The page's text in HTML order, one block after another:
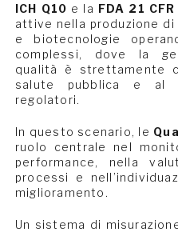
ICH Q10 e la FDA 21
attive nella produzione
e biotecnologie
complessi, dove la
qualità è strettamente
salute pubblica e al
regolatori.
In questo scenario, le
ruolo centrale nel
performance, nella
processi e
miglioramento.
Un sistema di